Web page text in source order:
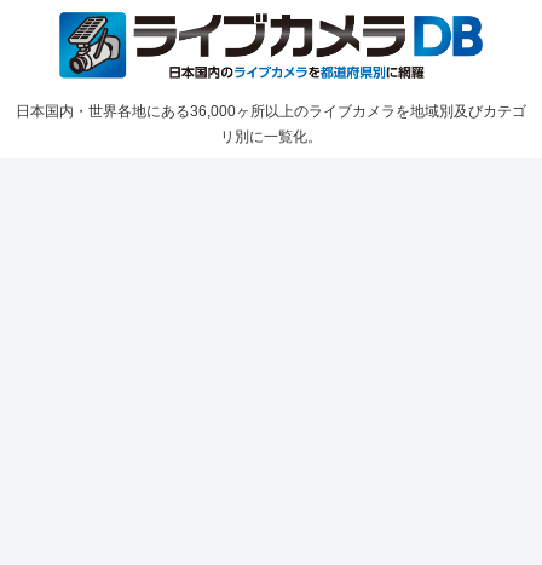
日本国内・世界各地にある36,000ヶ所以上のライブカメラを地域別及びカテゴ
リ別に一覧化。